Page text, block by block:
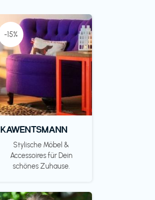
-15%
KAWENTSMANN
Stylische Möbel &
Accessoires für Dein
schönes Zuhause.